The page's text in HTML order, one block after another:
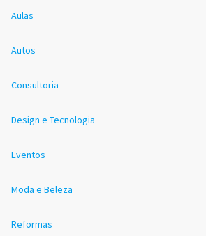
Aulas
Autos
Consultoria
Design e Tecnologia
Eventos
Moda e Beleza
Reformas